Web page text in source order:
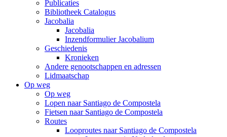
Publicaties
Bibliotheek Catalogus
Jacobalia
Jacobalia
Inzendformulier Jacobalium
Geschiedenis
Kronieken
Andere genootschappen en adressen
Lidmaatschap
Op weg
Op weg
Lopen naar Santiago de Compostela
Fietsen naar Santiago de Compostela
Routes
Looproutes naar Santiago de Compostela